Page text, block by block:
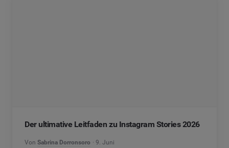
Der ultimative Leitfaden zu Instagram Stories 2026
Von Sabrina Dorronsoro 9. Juni